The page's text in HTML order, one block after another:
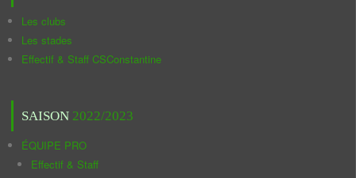
Les clubs
Les stades
Effectif & Staff CSConstantine
SAISON 2022/2023
ÉQUIPE PRO
Effectif & Staff